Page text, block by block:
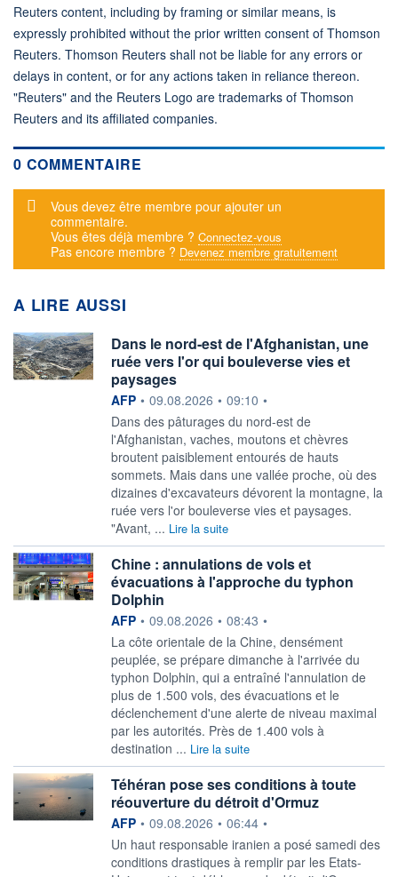
Reuters content, including by framing or similar means, is
expressly prohibited without the prior written consent of Thomson
Reuters. Thomson Reuters shall not be liable for any errors or
delays in content, or for any actions taken in reliance thereon.
"Reuters" and the Reuters Logo are trademarks of Thomson
Reuters and its affiliated companies.
0 COMMENTAIRE
Message d'alerte
Vous devez être membre pour ajouter un
commentaire.
Vous êtes déjà membre ? Connectez-vous
Pas encore membre ? Devenez membre gratuitement
A LIRE AUSSI
Dans le nord-est de l'Afghanistan, une
ruée vers l'or qui bouleverse vies et
paysages
information fournie par
AFP • 09.08.2026 • 09:10 •
Dans des pâturages du nord-est de
l'Afghanistan, vaches, moutons et chèvres
broutent paisiblement entourés de hauts
sommets. Mais dans une vallée proche, où des
dizaines d'excavateurs dévorent la montagne, la
ruée vers l'or bouleverse vies et paysages.
"Avant, ... Lire la suite
Chine : annulations de vols et
évacuations à l'approche du typhon
Dolphin
information fournie par
AFP • 09.08.2026 • 08:43 •
La côte orientale de la Chine, densément
peuplée, se prépare dimanche à l'arrivée du
typhon Dolphin, qui a entraîné l'annulation de
plus de 1.500 vols, des évacuations et le
déclenchement d'une alerte de niveau maximal
par les autorités. Près de 1.400 vols à
destination ... Lire la suite
Téhéran pose ses conditions à toute
réouverture du détroit d'Ormuz
information fournie par
AFP • 09.08.2026 • 06:44 •
Un haut responsable iranien a posé samedi des
conditions drastiques à remplir par les Etats-